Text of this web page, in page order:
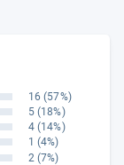
16 (57%)
5 (18%)
4 (14%)
1 (4%)
2 (7%)